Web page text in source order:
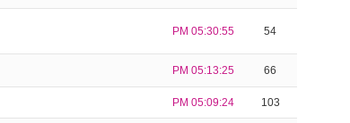
PM 05:30:55 54
PM 05:13:25 66
PM 05:09:24 103